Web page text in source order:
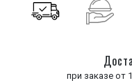
при заказе от